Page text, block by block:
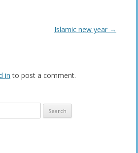
Islamic new year →
in to post a comment.